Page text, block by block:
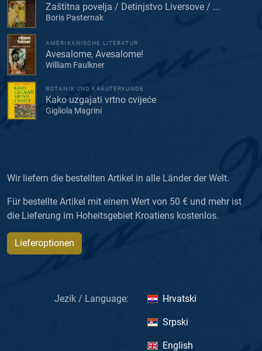
Zaštitna povelja / Detinjstvo Liversove / ...
Boris Pasternak
AMERIKANISCHE LITERATUR
Avesalome, Avesalome!
William Faulkner
BOTANIK UND KRÄUTERKUNDE
Kako uzgajati vrtno cvijeće
Gigliola Magrini
Wir liefern die bestellten Artikel in alle Länder der Welt.
Für bestellte Artikel mit einem Wert von 50 € und mehr ist
die Lieferung im Hoheitsgebiet Kroatiens kostenlos.
Lieferoptionen
Jezik / Language: Hrvatski
Srpski
English